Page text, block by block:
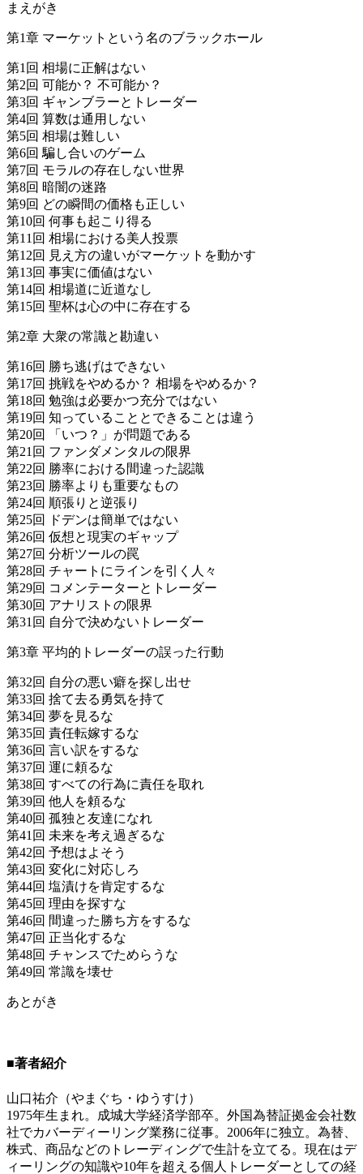
まえがき
第1章 マーケットという名のブラックホール
第1回 相場に正解はない
第2回 可能か？ 不可能か？
第3回 ギャンブラーとトレーダー
第4回 算数は通用しない
第5回 相場は難しい
第6回 騙し合いのゲーム
第7回 モラルの存在しない世界
第8回 暗闇の迷路
第9回 どの瞬間の価格も正しい
第10回 何事も起こり得る
第11回 相場における美人投票
第12回 見え方の違いがマーケットを動かす
第13回 事実に価値はない
第14回 相場道に近道なし
第15回 聖杯は心の中に存在する
第2章 大衆の常識と勘違い
第16回 勝ち逃げはできない
第17回 挑戦をやめるか？ 相場をやめるか？
第18回 勉強は必要かつ充分ではない
第19回 知っていることとできることは違う
第20回 「いつ？」が問題である
第21回 ファンダメンタルの限界
第22回 勝率における間違った認識
第23回 勝率よりも重要なもの
第24回 順張りと逆張り
第25回 ドデンは簡単ではない
第26回 仮想と現実のギャップ
第27回 分析ツールの罠
第28回 チャートにラインを引く人々
第29回 コメンテーターとトレーダー
第30回 アナリストの限界
第31回 自分で決めないトレーダー
第3章 平均的トレーダーの誤った行動
第32回 自分の悪い癖を探し出せ
第33回 捨て去る勇気を持て
第34回 夢を見るな
第35回 責任転嫁するな
第36回 言い訳をするな
第37回 運に頼るな
第38回 すべての行為に責任を取れ
第39回 他人を頼るな
第40回 孤独と友達になれ
第41回 未来を考え過ぎるな
第42回 予想はよそう
第43回 変化に対応しろ
第44回 塩漬けを肯定するな
第45回 理由を探すな
第46回 間違った勝ち方をするな
第47回 正当化するな
第48回 チャンスでためらうな
第49回 常識を壊せ
あとがき
■著者紹介
山口祐介（やまぐち・ゆうすけ）
1975年生まれ。成城大学経済学部卒。外国為替証拠金会社数
社でカバーディーリング業務に従事。2006年に独立。為替、
株式、商品などのトレーディングで生計を立てる。現在はデ
ィーリングの知識や10年を超える個人トレーダーとしての経